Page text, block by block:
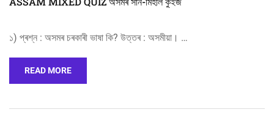
১) প্ৰশ্ন : অসমৰ চৰকাৰী ভাষা কি? উত্তৰ : অসমীয়া। …
READ MORE